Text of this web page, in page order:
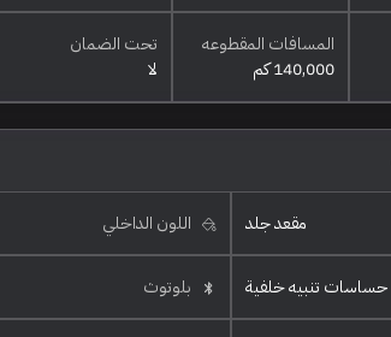
المسافات المقطوعه
140,000 كم
تحت الضمان
لا
مقعد جلد اللون الداخلي
حساسات تنبيه خلفية بلوتوث